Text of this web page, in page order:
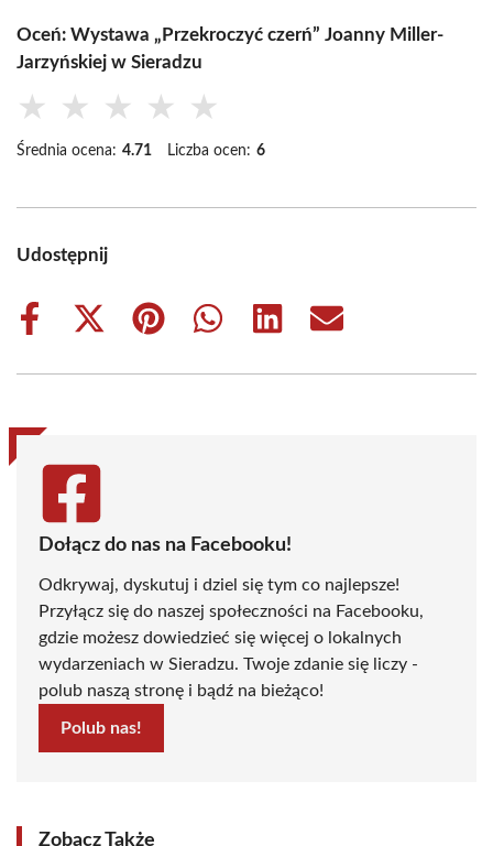
Oceń: Wystawa „Przekroczyć czerń” Joanny Miller-
Jarzyńskiej w Sieradzu
★ ★ ★ ★ ★
Średnia ocena: 4.71 Liczba ocen: 6
Udostępnij
Share
Share
(Twitter)
Share
Share
Share
Share
Dołącz do nas na Facebooku!
Odkrywaj, dyskutuj i dziel się tym co najlepsze!
Przyłącz się do naszej społeczności na Facebooku,
gdzie możesz dowiedzieć się więcej o lokalnych
wydarzeniach w Sieradzu. Twoje zdanie się liczy -
polub naszą stronę i bądź na bieżąco!
Polub nas!
Zobacz Także